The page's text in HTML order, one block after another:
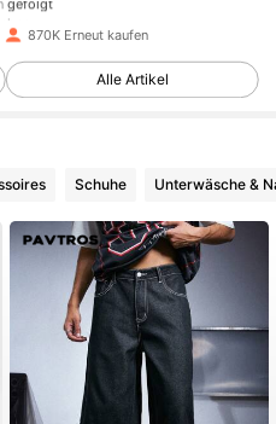
870K Erneut kaufen
Alle Artikel
Schuhe Unterwäsche &